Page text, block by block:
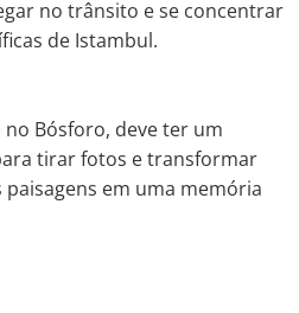
no trânsito e se concentrar
de Istambul.
Bósforo, deve ter um
tirar fotos e transformar
em uma memória